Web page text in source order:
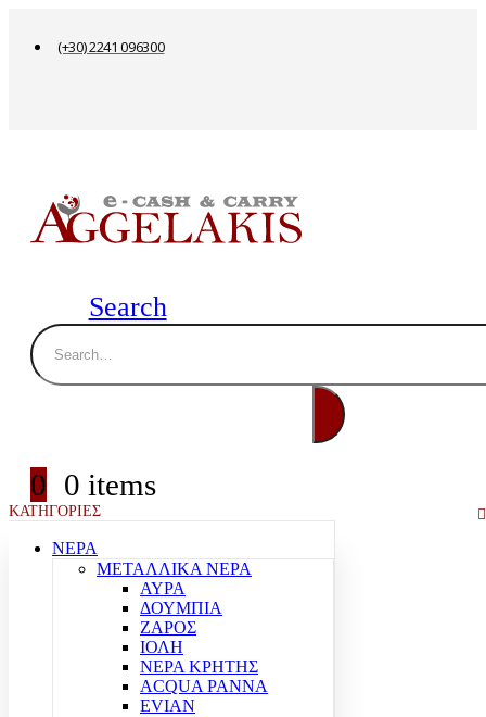
(+30) 2241 096300
Search
0 0 items
ΚΑΤΗΓΟΡΙΕΣ
ΝΕΡΑ
ΜΕΤΑΛΛΙΚΑ ΝΕΡΑ
ΑΥΡΑ
ΔΟΥΜΠΙΑ
ΖΑΡΟΣ
ΙΟΛΗ
ΝΕΡΑ ΚΡΗΤΗΣ
ACQUA PANNA
EVIAN